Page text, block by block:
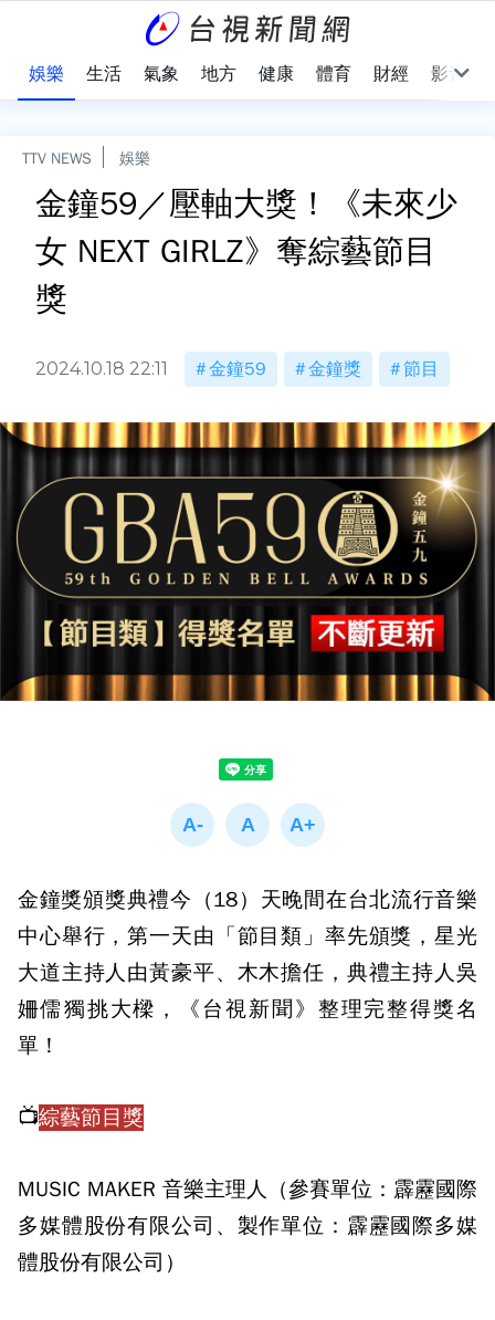
娛樂 生活 氣象 地方 健康 體育 財經 影音
TTV NEWS 娛樂
金鐘59／壓軸大獎！《未來少
女 NEXT GIRLZ》奪綜藝節目
獎
2024.10.18 22:11 金鐘59 金鐘獎 節目
金鐘獎頒獎典禮今（18）天晚間在台北流行音樂
中心舉行，第一天由「節目類」率先頒獎，星光
大道主持人由黃豪平、木木擔任，典禮主持人吳
姍儒獨挑大樑，《台視新聞》整理完整得獎名
單！
📺綜藝節目獎
MUSIC MAKER 音樂主理人（參賽單位：霹靂國際
多媒體股份有限公司、製作單位：霹靂國際多媒
體股份有限公司）